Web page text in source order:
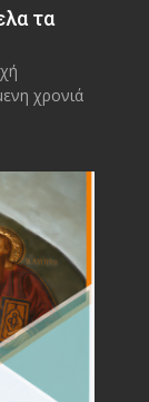
τα
χρονιά